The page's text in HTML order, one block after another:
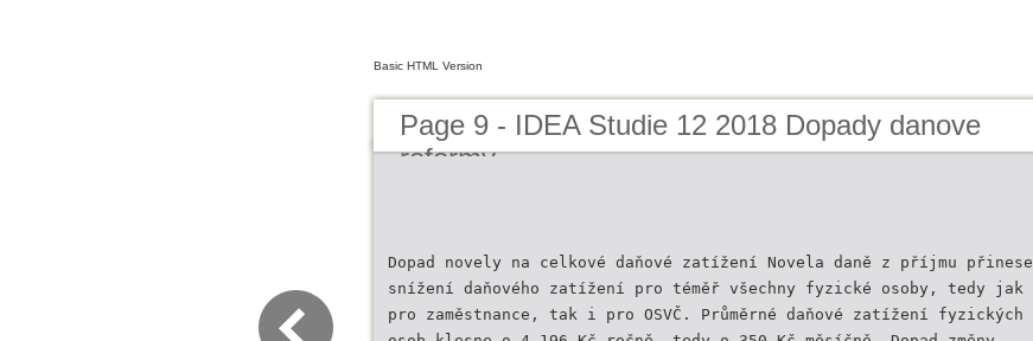
Basic HTML Version
Page 9 - IDEA Studie 12 2018 Dopady danove
reformy
Dopad novely na celkové daňové zatížení Novela daně z příjmu přinese
snížení daňového zatížení pro téměř všechny fyzické osoby, tedy jak
pro zaměstnance, tak i pro OSVČ. Průměrné daňové zatížení fyzických